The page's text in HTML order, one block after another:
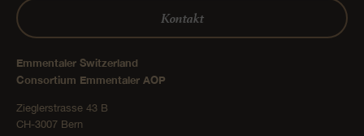
Kontakt
Emmentaler Switzerland
Consortium Emmentaler AOP
Zieglerstrasse 43 B
CH-3007 Bern